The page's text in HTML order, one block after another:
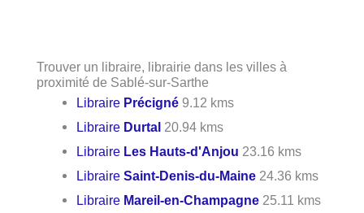
Trouver un libraire, librairie dans les villes à
proximité de Sablé-sur-Sarthe
Libraire Précigné 9.12 kms
Libraire Durtal 20.94 kms
Libraire Les Hauts-d'Anjou 23.16 kms
LibraireSaint-Denis-du-Maine 24.36 kms
Libraire Mareil-en-Champagne 25.11 kms